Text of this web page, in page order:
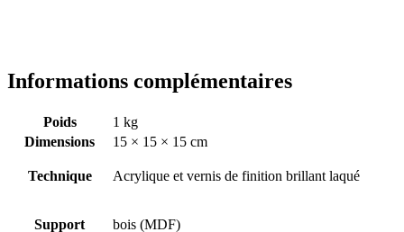
Informations complémentaires
Poids
1 kg
Dimensions
15 × 15 × 15 cm
Technique Acrylique et vernis de finition brillant laqué
Support bois (MDF)